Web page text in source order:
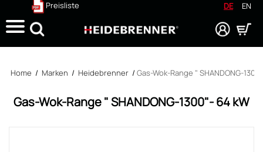
Preisliste DE EN
Suche
Home / Marken / Heidebrenner / Gas-Wok-Range " SHANDONG-
Gas-Wok-Range " SHANDONG-1300"- 64 kW